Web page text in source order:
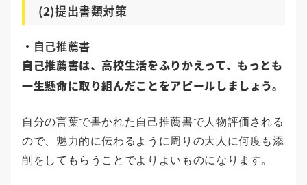
(2)提出書類対策
・自己推薦書
自己推薦書は、高校生活をふりかえって、もっとも
一生懸命に取り組んだことをアピールしましょう。
自分の言葉で書かれた自己推薦書で人物評価される
ので、魅力的に伝わるように周りの大人に何度も添
削をしてもらうことでよりよいものになります。